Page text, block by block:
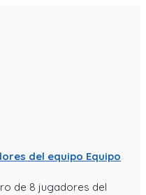
del equipo Equipo
de 8 jugadores del